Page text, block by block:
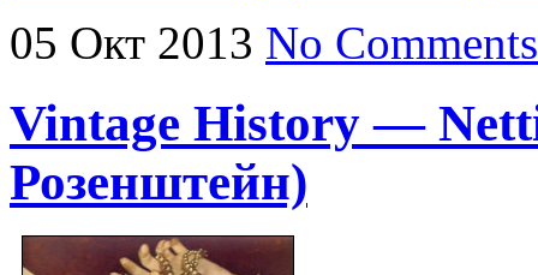
05 Окт 2013 No Comments
Vintage History —
Розенштейн)